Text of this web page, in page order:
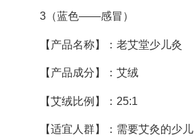
3（蓝色——感冒）
【产品名称】：老艾堂少儿灸
【产品成分】：艾绒
【艾绒比例】：25:1
【适宜人群】：需要艾灸的少儿